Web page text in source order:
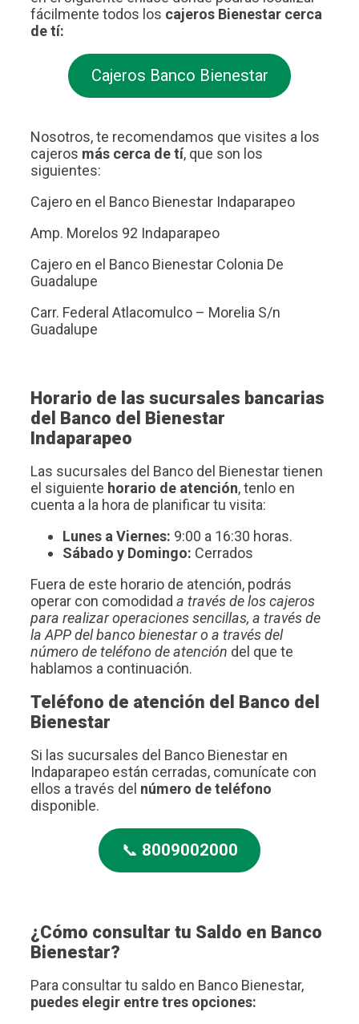
fácilmente todos los cajeros Bienestar cerca
de tí:
Cajeros Banco Bienestar
Nosotros, te recomendamos que visites a los
cajeros más cerca de tí, que son los
siguientes:
Cajero en el Banco Bienestar Indaparapeo
Amp. Morelos 92 Indaparapeo
Cajero en el Banco Bienestar Colonia De
Guadalupe
Carr. Federal Atlacomulco – Morelia S/n
Guadalupe
Horario de las sucursales bancarias
del Banco del Bienestar
Indaparapeo
Las sucursales del Banco del Bienestar tienen
el siguiente horario de atención, tenlo en
cuenta a la hora de planificar tu visita:
Lunes a Viernes: 9:00 a 16:30 horas.
Sábado y Domingo: Cerrados
Fuera de este horario de atención, podrás
operar con comodidad a través de los cajeros
para realizar operaciones sencillas, a través de
la APP del banco bienestar o a través del
número de teléfono de atención del que te
hablamos a continuación.
Teléfono de atención del Banco del
Bienestar
Si las sucursales del Banco Bienestar en
Indaparapeo están cerradas, comunícate con
ellos a través del número de teléfono
disponible.
📞 8009002000
¿Cómo consultar tu Saldo en Banco
Bienestar?
Para consultar tu saldo en Banco Bienestar,
puedes elegir entre tres opciones: